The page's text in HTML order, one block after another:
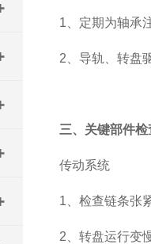
1、定期为轴承
2、导轨、转盘
三、关键部件
‌传动系统‌
1、检查链条张
2、转盘运行变